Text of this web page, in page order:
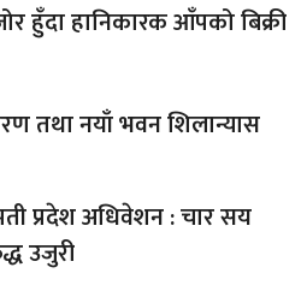
हुँदा हानिकारक आँपको बिक्री
तथा नयाँ भवन शिलान्यास
प्रदेश अधिवेशन : चार सय
उजुरी